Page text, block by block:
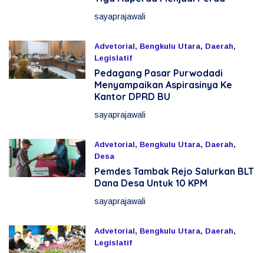
sayaprajawali
Advetorial, Bengkulu Utara, Daerah,
Legislatif
11 Mei 2026
Pedagang Pasar Purwodadi
Menyampaikan Aspirasinya Ke
Kantor DPRD BU
sayaprajawali
Advetorial, Bengkulu Utara, Daerah,
Desa
7 Mei 2026
Pemdes Tambak Rejo Salurkan BLT
Dana Desa Untuk 10 KPM
sayaprajawali
Advetorial, Bengkulu Utara, Daerah,
Legislatif